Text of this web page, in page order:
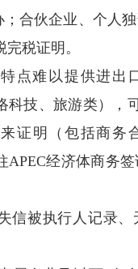
；合伙企业、个人
税证明。
点难以提供进出
科技、旅游类），
证明（包括商务
APEC经济体商务
信被执行人记录、